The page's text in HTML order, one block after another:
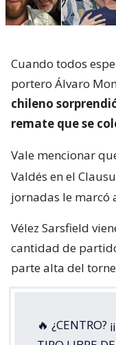
Cuando todos
portero Álvaro
chileno
remate que se
Vale mencionar
Valdés en el
jornadas le marcó
Vélez Sarsfield
cantidad de
parte alta del
🔥 ¿CENTRO?